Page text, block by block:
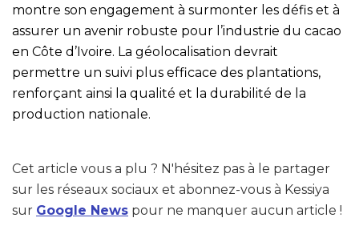
montre son engagement à surmonter les défis et à
assurer un avenir robuste pour l’industrie du cacao
en Côte d’Ivoire. La géolocalisation devrait
permettre un suivi plus efficace des plantations,
renforçant ainsi la qualité et la durabilité de la
production nationale.
Cet article vous a plu ? N'hésitez pas à le partager
sur les réseaux sociaux et abonnez-vous à Kessiya
sur Google News pour ne manquer aucun article !